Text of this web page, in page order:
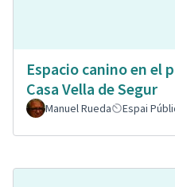
Espacio canino en el
Casa Vella de Segur
Manuel Rueda Espai